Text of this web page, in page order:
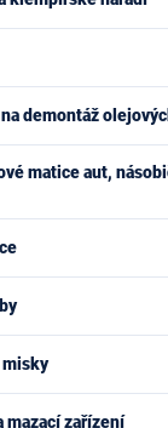
na demontáž
matice aut,
mazací zařízení